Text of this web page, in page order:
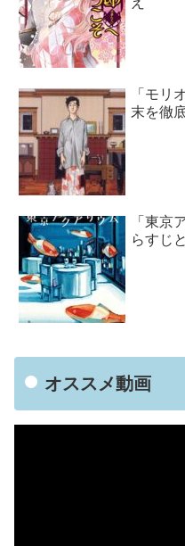
「モリ
末を徹
「東京
らすじ
オススメ動画